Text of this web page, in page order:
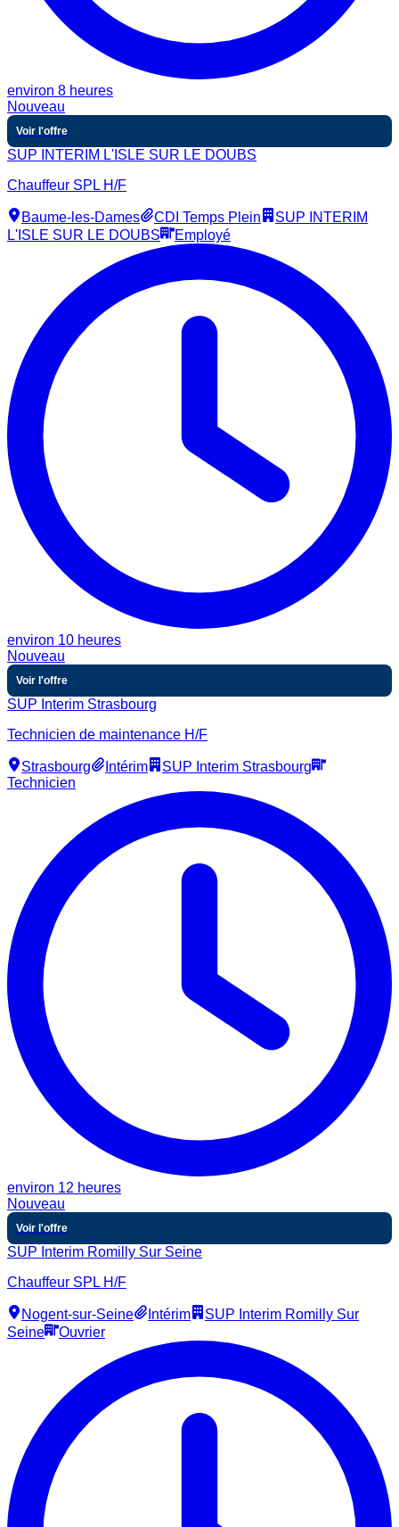
environ 8 heures
Nouveau
Voir l'offre
SUP INTERIM L'ISLE SUR LE DOUBS
Chauffeur SPL H/F
Baume-les-Dames CDI Temps Plein
SUP INTERIM
L'ISLE SUR LE DOUBS
Employé
environ 10 heures
Nouveau
Voir l'offre
SUP Interim Strasbourg
Technicien de maintenance H/F
Strasbourg Intérim
SUP Interim Strasbourg
Technicien
environ 12 heures
Nouveau
Voir l'offre
SUP Interim Romilly Sur Seine
Chauffeur SPL H/F
Nogent-sur-Seine Intérim
SUP Interim Romilly Sur
Seine
Ouvrier